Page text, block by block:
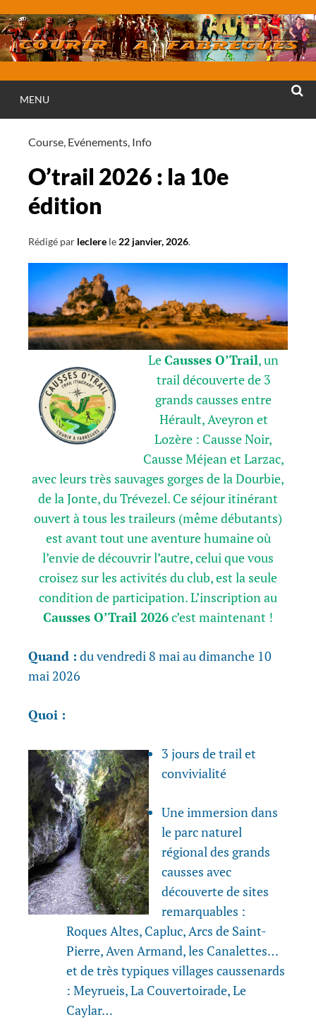
au
contenu
MENU
Course, Evénements, Info
O’trail 2026 : la 10e
édition
Rédigé par leclere le 22 janvier, 2026.
LeCausses O’Trail, un
trail découverte de 3
grands causses entre
Hérault, Aveyron et
Lozère : Causse Noir,
Causse Méjean et Larzac,
avec leurs très sauvages gorges de la Dourbie,
de la Jonte, du Trévezel. Ce séjour itinérant
ouvert à tous les traileurs (même débutants)
est avant tout une aventure humaine où
l’envie de découvrir l’autre, celui que vous
croisez sur les activités du club, est la seule
condition de participation. L’inscription au
Causses O’Trail 2026c’est maintenant !
Quand : du vendredi 8 mai au dimanche 10
mai 2026
Quoi :
3 jours de trail et
convivialité
Une immersion dans
le parc naturel
régional des grands
causses avec
découverte de sites
remarquables :
Roques Altes, Capluc, Arcs de Saint-
Pierre, Aven Armand, les Canalettes…
et de très typiques villages caussenards
: Meyrueis, La Couvertoirade, Le
Caylar…